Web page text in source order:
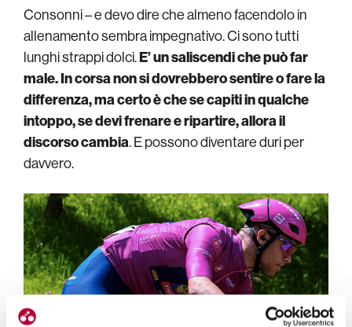
Consonni – e devo dire che almeno facendolo in
allenamento sembra impegnativo. Ci sono tutti
lunghi strappi dolci.E’ un saliscendi che può far
male. In corsa non si dovrebbero sentire o fare la
differenza, ma certo è che se capiti in qualche
intoppo, se devi frenare e ripartire, allora il
discorso cambia. E possono diventare duri per
davvero.